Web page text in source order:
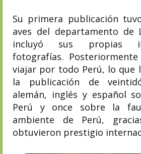
Su primera publicación
aves del departamento de
incluyó sus propias
fotografías.
viajar por todo Perú, lo que
la publicación de
alemán, inglés y español
Perú y once sobre la
ambiente de Perú,
obtuvieron prestigio